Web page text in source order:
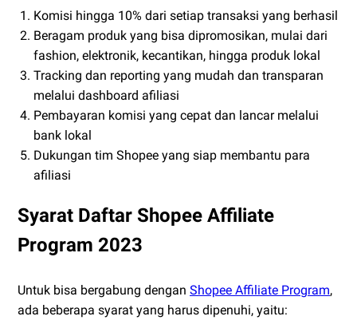
Komisi hingga 10% dari setiap transaksi yang berhasil
Beragam produk yang bisa dipromosikan, mulai dari
fashion, elektronik, kecantikan, hingga produk lokal
Tracking dan reporting yang mudah dan transparan
melalui dashboard afiliasi
Pembayaran komisi yang cepat dan lancar melalui
bank lokal
Dukungan tim Shopee yang siap membantu para
afiliasi
Syarat Daftar Shopee Affiliate
Program 2023
Untuk bisa bergabung dengan Shopee Affiliate Program,
ada beberapa syarat yang harus dipenuhi, yaitu: